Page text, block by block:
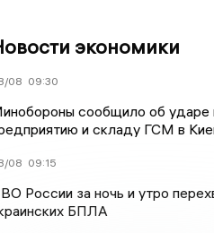
экономики
08 09:30
сообщило об ударе
и складу ГСМ в
08 09:15
России за ночь и утро
БПЛА